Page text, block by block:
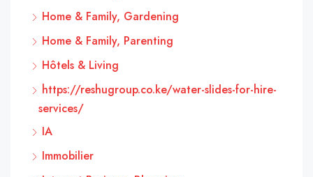
Home & Family, Gardening
Home & Family, Parenting
Hôtels & Living
https://reshugroup.co.ke/water-slides-for-hire-
services/
IA
Immobilier